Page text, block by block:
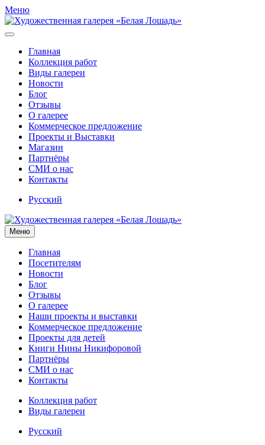
Меню
Главная
Коллекция работ
Виды галереи
Новости
Блог
Отзывы
О галерее
Коммерческое предложение
Проекты и Выставки
Магазин
Партнёры
СМИ о нас
Контакты
Русский
Меню
Главная
Посетителям
Новости
Блог
Отзывы
О галерее
Наши проекты и выставки
Коммерческое предложение
Проекты для детей
Книги Нины Никифоровой
Партнёры
СМИ о нас
Контакты
Коллекция работ
Виды галереи
Русский